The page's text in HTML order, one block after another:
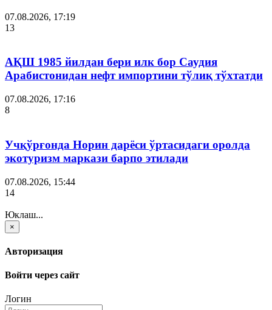
07.08.2026, 17:19
13
АҚШ 1985 йилдан бери илк бор Саудия
Арабистонидан нефт импортини тўлиқ тўхтатди
07.08.2026, 17:16
8
Учқўрғонда Норин дарёси ўртасидаги оролда
экотуризм маркази барпо этилади
07.08.2026, 15:44
14
Юклаш...
×
Авторизация
Войти через сайт
Логин